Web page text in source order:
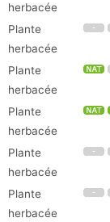
herbacée
Plante
herbacée
Plante
herbacée
Plante
herbacée
Plante
herbacée
Plante
herbacée